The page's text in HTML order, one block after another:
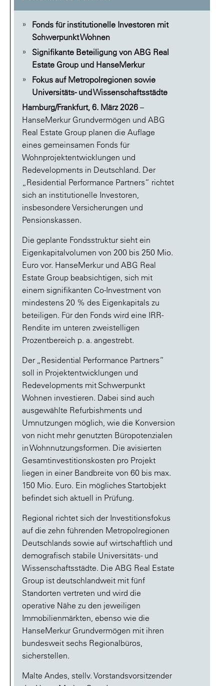
Fonds für institutionelle Investoren mit
Schwerpunkt Wohnen
Signifikante Beteiligung von ABG Real
Estate Group und HanseMerkur
Fokus auf Metropolregionen sowie
Universitäts- und Wissenschaftsstädte
Hamburg/Frankfurt, 6. März 2026 –
HanseMerkur Grundvermögen und ABG
Real Estate Group planen die Auflage
eines gemeinsamen Fonds für
Wohnprojektentwicklungen und
Redevelopments in Deutschland. Der
„Residential Performance Partners“ richtet
sich an institutionelle Investoren,
insbesondere Versicherungen und
Pensionskassen.
Die geplante Fondsstruktur sieht ein
Eigenkapitalvolumen von 200 bis 250 Mio.
Euro vor. HanseMerkur und ABG Real
Estate Group beabsichtigen, sich mit
einem signifikanten Co-Investment von
mindestens 20 % des Eigenkapitals zu
beteiligen. Für den Fonds wird eine IRR-
Rendite im unteren zweistelligen
Prozentbereich p. a. angestrebt.
Der „Residential Performance Partners“
soll in Projektentwicklungen und
Redevelopments mit Schwerpunkt
Wohnen investieren. Dabei sind auch
ausgewählte Refurbishments und
Umnutzungen möglich, wie die Konversion
von nicht mehr genutzten Büropotenzialen
in Wohnnutzungsformen. Die avisierten
Gesamtinvestitionskosten pro Projekt
liegen in einer Bandbreite von 60 bis max.
150 Mio. Euro. Ein mögliches Startobjekt
befindet sich aktuell in Prüfung.
Regional richtet sich der Investitionsfokus
auf die zehn führenden Metropolregionen
Deutschlands sowie auf wirtschaftlich und
demografisch stabile Universitäts- und
Wissenschaftsstädte. Die ABG Real Estate
Group ist deutschlandweit mit fünf
Standorten vertreten und wird die
operative Nähe zu den jeweiligen
Immobilienmärkten, ebenso wie die
HanseMerkur Grundvermögen mit ihren
bundesweit sechs Regionalbüros,
sicherstellen.
Malte Andes, stellv. Vorstandsvorsitzender